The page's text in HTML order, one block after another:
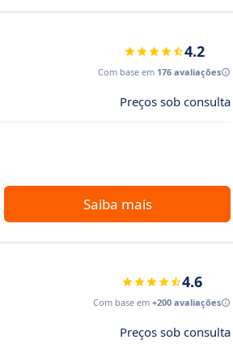
4.2
Com base em 176 avaliações
Preços sob consulta
Saiba mais
4.6
Com base em +200 avaliações
Preços sob consulta